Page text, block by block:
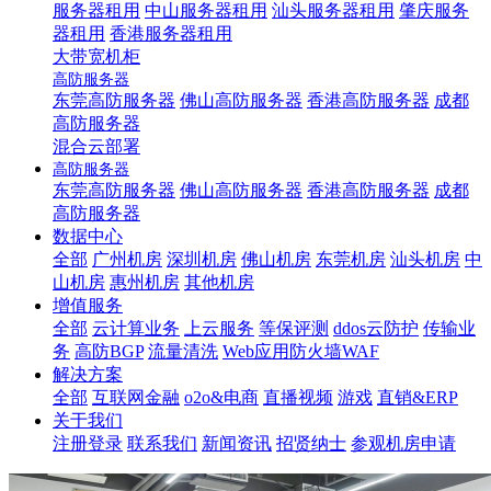
服务器租用 中山服务器租用 汕头服务器租用 肇庆服务
器租用 香港服务器租用
大带宽机柜
高防服务器
东莞高防服务器 佛山高防服务器 香港高防服务器 成都
高防服务器
混合云部署
高防服务器
东莞高防服务器 佛山高防服务器 香港高防服务器 成都
高防服务器
数据中心
全部 广州机房 深圳机房 佛山机房 东莞机房 汕头机房 中
山机房 惠州机房 其他机房
增值服务
全部 云计算业务 上云服务 等保评测 ddos云防护 传输业
务 高防BGP 流量清洗 Web应用防火墙WAF
解决方案
全部 互联网金融 o2o&电商 直播视频 游戏 直销&ERP
关于我们
注册登录 联系我们 新闻资讯 招贤纳士 参观机房申请